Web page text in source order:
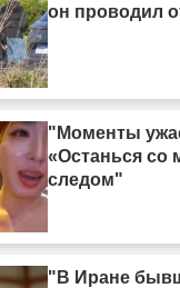
он проводил
"Моменты
«Останься со
следом"
"В Иране